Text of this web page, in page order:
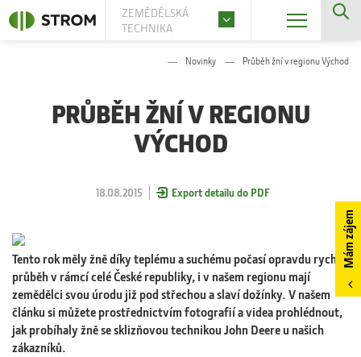
ZEMĚDĚLSKÁ
TECHNIKA
Mám zájem
Novinky Průběh žní v regionu Východ
PRŮBĚH ŽNÍ V REGIONU
VÝCHOD
18.08.2015 Export detailu do PDF
Tento rok měly žně díky teplému a suchému počasí opravdu rychlý
průběh v rámcí celé České republiky, i v našem regionu mají
zemědělci svou úrodu již pod střechou a slaví dožínky. V našem
článku si můžete prostřednictvím fotografií a videa prohlédnout,
jak probíhaly žně se sklizňovou technikou John Deere u našich
zákazníků.